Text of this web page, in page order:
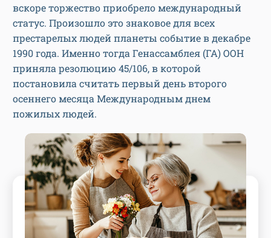
вскоре торжество приобрело международный
статус. Произошло это знаковое для всех
престарелых людей планеты событие в декабре
1990 года. Именно тогда Генассамблея (ГА) ООН
приняла резолюцию 45/106, в которой
постановила считать первый день второго
осеннего месяца Международным днем
пожилых людей.